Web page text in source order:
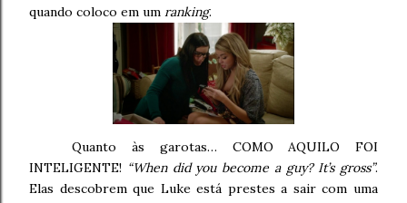
quando coloco em um ranking.
Quanto às garotas… COMO AQUILO FOI
INTELIGENTE! “When did you become a guy? It’s gross”.
Elas descobrem que Luke está prestes a sair com uma